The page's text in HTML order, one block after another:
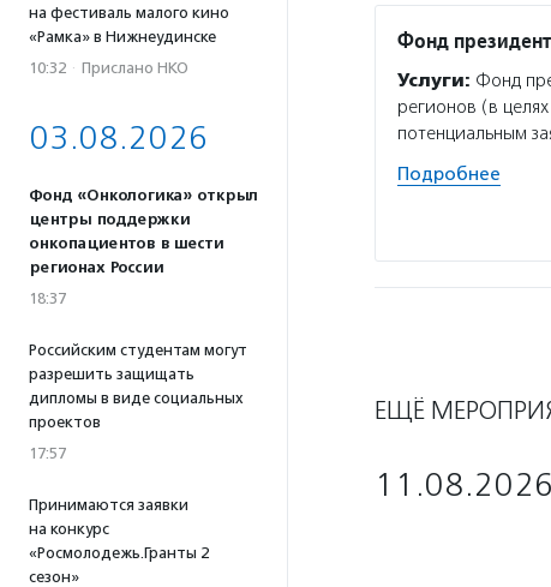
на фестиваль малого кино
«Рамка» в Нижнеудинске
10:32 · Прислано НКО
03.08.2026
Фонд «Онкологика» открыл
центры поддержки
онкопациентов в шести
регионах России
18:37
Российским студентам могут
разрешить защищать
дипломы в виде социальных
проектов
17:57
Принимаются заявки
на конкурс
«Росмолодежь.Гранты 2
сезон»
Фонд
Услуги: Фонд
регионов (в
потенциальным
Подробнее
ЕЩЁ
11.08.2026